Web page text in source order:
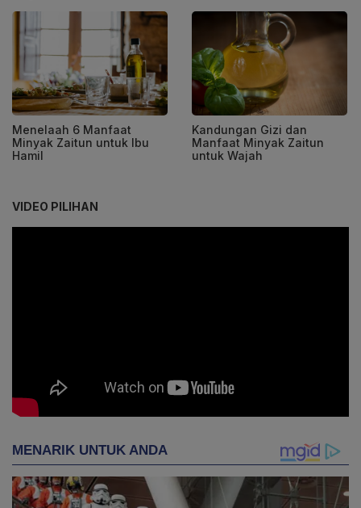
Menelaah 6 Manfaat
Minyak Zaitun untuk Ibu
Hamil
Kandungan Gizi dan
Manfaat Minyak Zaitun
untuk Wajah
VIDEO PILIHAN